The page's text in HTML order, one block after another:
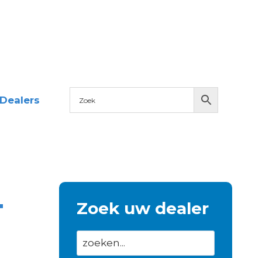
Dealers
Zoek uw dealer